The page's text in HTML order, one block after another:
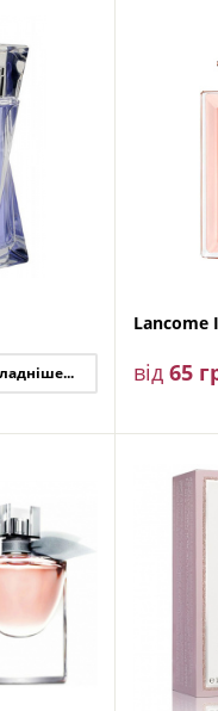
Lancome
від 65